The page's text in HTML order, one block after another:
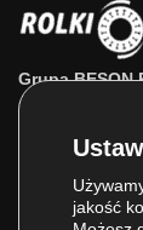
Grupa BESON
ul. Powstańców
E-mail:jakość